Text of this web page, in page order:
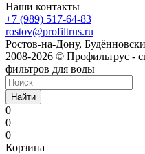
Наши контакты
+7 (989) 517-64-83
rostov@profiltrus.ru
Ростов-на-Дону,
2008-2026 © Профильтрус -
фильтров для воды
Найти
0
0
0
Корзина